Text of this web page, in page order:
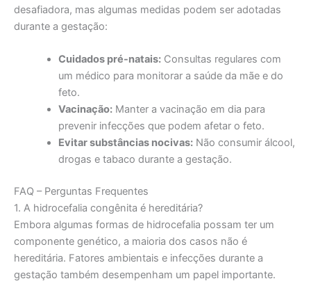
desafiadora, mas algumas medidas podem ser adotadas
durante a gestação:
Cuidados pré-natais:Consultas regulares com
um médico para monitorar a saúde da mãe e do
feto.
Vacinação:Manter a vacinação em dia para
prevenir infecções que podem afetar o feto.
Evitar substâncias nocivas:Não consumir álcool,
drogas e tabaco durante a gestação.
FAQ – Perguntas Frequentes
1. A hidrocefalia congênita é hereditária?
Embora algumas formas de hidrocefalia possam ter um
componente genético, a maioria dos casos não é
hereditária. Fatores ambientais e infecções durante a
gestação também desempenham um papel importante.